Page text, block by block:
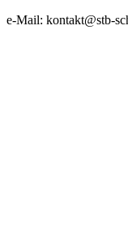
e-Mail: kontakt@stb-